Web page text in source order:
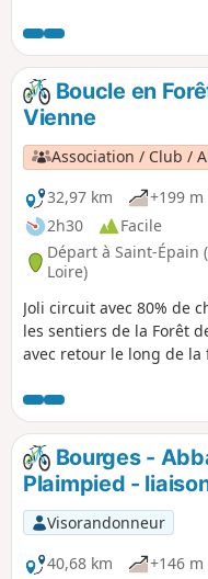
Boucle en
Vienne
Association / Club /
32,97 km
+199 m
2h30
Facile
Départ à Saint-Épain
Loire)
Joli circuit avec 80% de
les sentiers de la Forêt
avec retour le long de
aux Caves Furettes pour
troglodytiques
Bourges -
Plaimpied -
Visorandonneur
40,68 km
+146 m